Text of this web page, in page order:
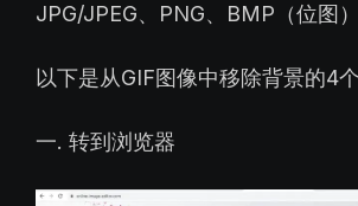
JPG/JPEG、PNG、BMP（位图）
以下是从GIF图像中移除背景的4
一. 转到浏览器